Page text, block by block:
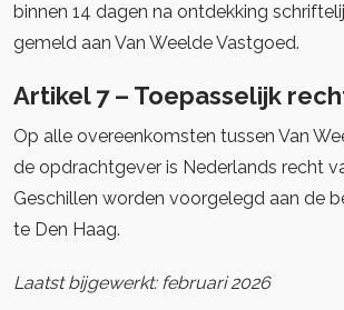
binnen 14 dagen na ontdekking
gemeld aan Van Weelde Vastgoed.
Artikel 7 – Toepasselijk
Op alle overeenkomsten tussen Van
de opdrachtgever is Nederlands recht
Geschillen worden voorgelegd aan de
te Den Haag.
Laatst bijgewerkt: februari 2026